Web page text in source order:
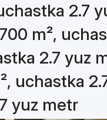
2.7
m²,
2.7 yuz
uchastka
yuz metr